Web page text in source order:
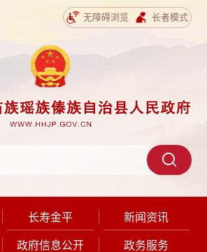
无障碍浏览 长者模式
长寿金平 新闻资讯
政府信息公开 政务服务